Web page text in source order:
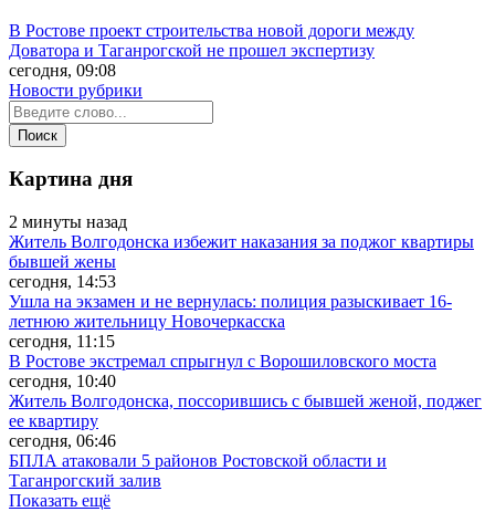
В Ростове проект строительства новой дороги между
Доватора и Таганрогской не прошел экспертизу
сегодня, 09:08
Новости рубрики
Картина дня
2 минуты назад
Житель Волгодонска избежит наказания за поджог квартиры
бывшей жены
сегодня, 14:53
Ушла на экзамен и не вернулась: полиция разыскивает 16-
летнюю жительницу Новочеркасска
сегодня, 11:15
В Ростове экстремал спрыгнул с Ворошиловского моста
сегодня, 10:40
Житель Волгодонска, поссорившись с бывшей женой, поджег
ее квартиру
сегодня, 06:46
БПЛА атаковали 5 районов Ростовской области и
Таганрогский залив
Показать ещё